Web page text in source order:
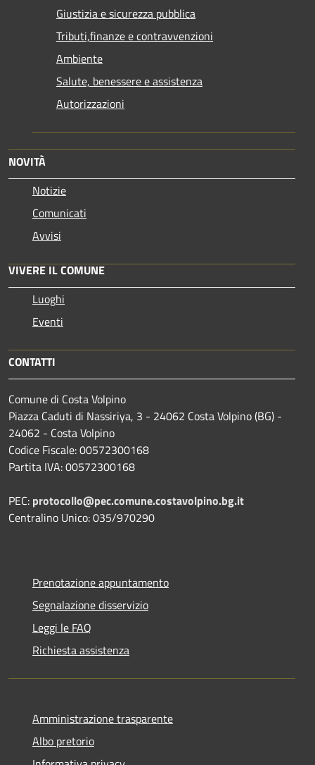
Giustizia e sicurezza pubblica
Tributi,finanze e contravvenzioni
Ambiente
Salute, benessere e assistenza
Autorizzazioni
NOVITÀ
Notizie
Comunicati
Avvisi
VIVERE IL COMUNE
Luoghi
Eventi
CONTATTI
Comune di Costa Volpino
Piazza Caduti di Nassiriya, 3 - 24062 Costa Volpino (BG) -
24062 - Costa Volpino
Codice Fiscale: 00572300168
Partita IVA: 00572300168
PEC: protocollo@pec.comune.costavolpino.bg.it
Centralino Unico: 035/970290
Prenotazione appuntamento
Segnalazione disservizio
Leggi le FAQ
Richiesta assistenza
Amministrazione trasparente
Albo pretorio